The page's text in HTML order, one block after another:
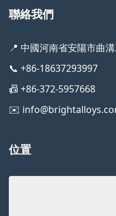
聯絡我們
📍 中國河南省安陽市曲
📞 +86-18637293997
📠 +86-372-5957668
✉️
位置